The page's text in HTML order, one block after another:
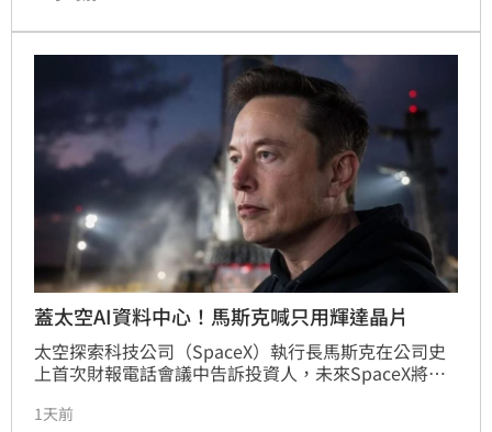
人表示，太空衛星與半導體產業具高波動特性，且月底
面臨指數權重調整，建議投資人避免盲目追高，應採取
定期定額或逢回檔分批佈局策略，長線布局具潛力的科
技前瞻產業，以在震盪行情中穩健勝出。
蓋太空AI資料中心！馬斯克喊只用輝達晶片
太空探索科技公司（SpaceX）執行長馬斯克在公司史
上首次財報電話會議中告訴投資人，未來SpaceX將完
務。
1天前